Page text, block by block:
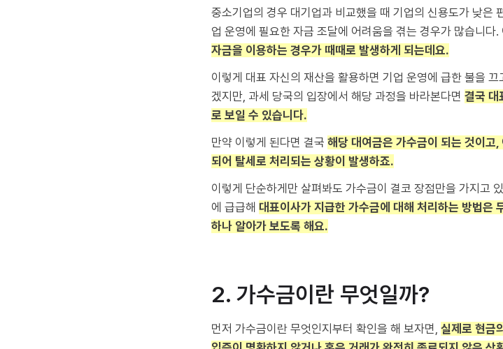
중소기업의 경우 대기업과 비교했을 때 기업의 신용도가 낮은
업 운영에 필요한 자금 조달에 어려움을 겪는 경우가 많습니다.
자금을 이용하는 경우가 때때로 발생하게 되는데요.
이렇게 대표 자신의 재산을 활용하면 기업 운영에 급한 불을
겠지만, 과세 당국의 입장에서 해당 과정을 바라본다면 결국 대
로 보일 수 있습니다.
만약 이렇게 된다면 결국 해당 대여금은 가수금이 되는 것이고
되어 탈세로 처리되는 상황이 발생하죠.
이렇게 단순하게만 살펴봐도 가수금이 결코 장점만을 가지고
에 급급해 대표이사가 지급한 가수금에 대해 처리하는 방법은
하나 알아가 보도록 해요.
2. 가수금이란 무엇일까?
먼저 가수금이란 무엇인지부터 확인을 해 보자면, 실제로 현금